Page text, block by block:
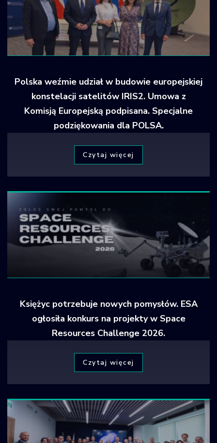
Polska weźmie udział w budowie europejskiej
konstelacji satelitów IRIS2. Umowa z
Komisją Europejską podpisana. Specjalne
podziękowania dla POLSA.
Czytaj więcej
Księżyc potrzebuje nowych pomysłów. ESA
ogłosiła konkurs na projekty w Space
Resources Challenge 2026.
Czytaj więcej